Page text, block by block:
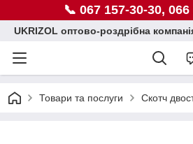
📞 067 157-30-30,
UKRIZOL оптово-роздрібна
Товари та послуги Скотч